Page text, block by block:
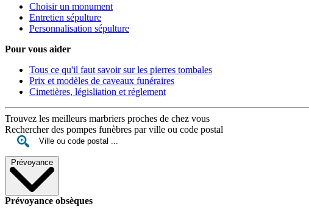
Choisir un monument
Entretien sépulture
Personnalisation sépulture
Pour vous aider
Tous ce qu'il faut savoir sur les pierres tombales
Prix et modèles de caveaux funéraires
Cimetières, législiation et réglement
Trouvez les meilleurs marbriers proches de chez vous
Rechercher des pompes funèbres par ville ou code postal
Prévoyance
Prévoyance obsèques